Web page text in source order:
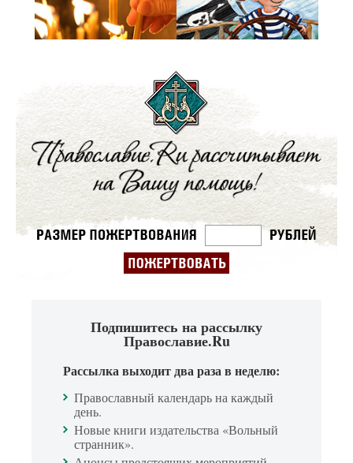
Подпишитесь на рассылку
Православие.Ru
Рассылка выходит два раза в неделю:
Православный календарь на каждый
день.
Новые книги издательства «Вольный
странник».